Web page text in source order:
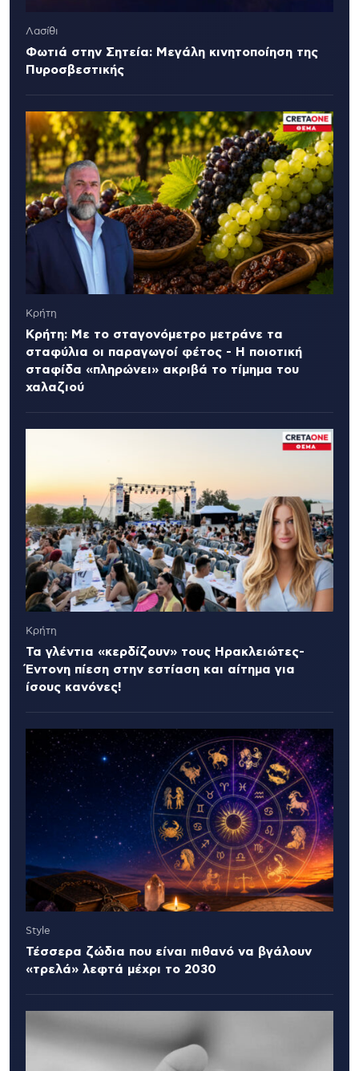
Λασίθι
Φωτιά στην Σητεία: Μεγάλη κινητοποίηση της
Πυροσβεστικής
Κρήτη
Κρήτη: Με το σταγονόμετρο μετράνε τα
σταφύλια οι παραγωγοί φέτος - Η ποιοτική
σταφίδα «πληρώνει» ακριβά το τίμημα του
χαλαζιού
Κρήτη
Τα γλέντια «κερδίζουν» τους Ηρακλειώτες-
Έντονη πίεση στην εστίαση και αίτημα για
ίσους κανόνες!
Style
Τέσσερα ζώδια που είναι πιθανό να βγάλουν
«τρελά» λεφτά μέχρι το 2030